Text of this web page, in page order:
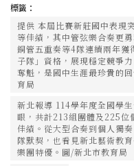
標籤：
提供 本屆比賽新莊國中表現
等佳績，其中管弦樂合奏更
銅管五重奏等4隊連續兩年獲
子隊」資格，展現穩定競爭
奪魁，是國中生涯最珍貴的
育局
新北報導 114學年度全國學
眼，共計213組團體及225位
佳績。從大型合奏到個人獨
隊默契，也看見新北藝術教
樂團特優。圖/新北市教育局